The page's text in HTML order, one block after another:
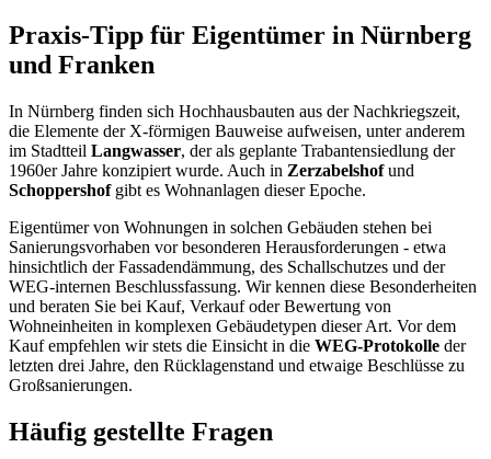
Praxis-Tipp für Eigentümer in Nürnberg
und Franken
In Nürnberg finden sich Hochhausbauten aus der Nachkriegszeit,
die Elemente der X-förmigen Bauweise aufweisen, unter anderem
im Stadtteil Langwasser, der als geplante Trabantensiedlung der
1960er Jahre konzipiert wurde. Auch in Zerzabelshofund
Schoppershofgibt es Wohnanlagen dieser Epoche.
Eigentümer von Wohnungen in solchen Gebäuden stehen bei
Sanierungsvorhaben vor besonderen Herausforderungen - etwa
hinsichtlich der Fassadendämmung, des Schallschutzes und der
WEG-internen Beschlussfassung. Wir kennen diese Besonderheiten
und beraten Sie bei Kauf, Verkauf oder Bewertung von
Wohneinheiten in komplexen Gebäudetypen dieser Art. Vor dem
Kauf empfehlen wir stets die Einsicht in die WEG-Protokolle der
letzten drei Jahre, den Rücklagenstand und etwaige Beschlüsse zu
Großsanierungen.
Häufig gestellte Fragen